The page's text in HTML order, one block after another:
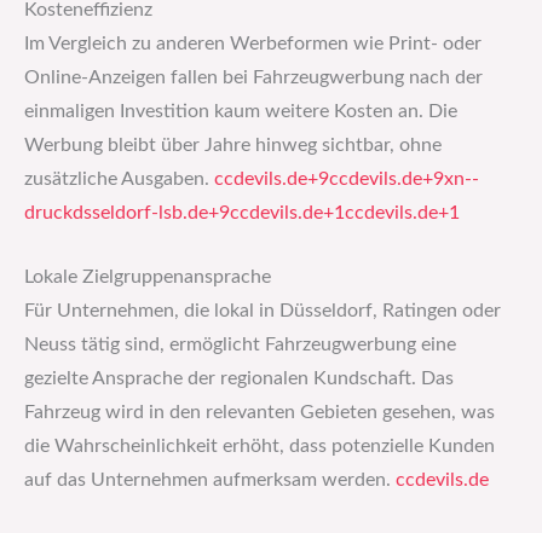
Kosteneffizienz
Im Vergleich zu anderen Werbeformen wie Print- oder
Online-Anzeigen fallen bei Fahrzeugwerbung nach der
einmaligen Investition kaum weitere Kosten an. Die
Werbung bleibt über Jahre hinweg sichtbar, ohne
zusätzliche Ausgaben. ​ ccdevils.de+9ccdevils.de+9xn--
druckdsseldorf-lsb.de+9ccdevils.de+1ccdevils.de+1
Lokale Zielgruppenansprache
Für Unternehmen, die lokal in Düsseldorf, Ratingen oder
Neuss tätig sind, ermöglicht Fahrzeugwerbung eine
gezielte Ansprache der regionalen Kundschaft. Das
Fahrzeug wird in den relevanten Gebieten gesehen, was
die Wahrscheinlichkeit erhöht, dass potenzielle Kunden
auf das Unternehmen aufmerksam werden. ​ ccdevils.de